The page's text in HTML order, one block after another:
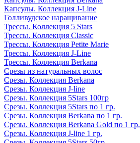
Капсулы. Коллекция J-Line
Голливудское наращивание
Трессы. Коллекция 5 Stars
Трессы. Коллекция Classic
Трессы. Коллекция Petite Marie
Трессы. Коллекция J-Line
Трессы. Коллекция Berkana
Срезы из натуральных волос
Срезы. Коллекция Berkana
Срезы. Коллекция J-line
Срезы. Коллекция 5Stars 100гр
Срезы. Коллекция 5Stars по 1 гр.
Срезы. Коллекция Berkana по 1 гр.
Срезы. Коллекция Berkana Gold по 1 гр.
Срезы. Коллекция J-line 1 гр.